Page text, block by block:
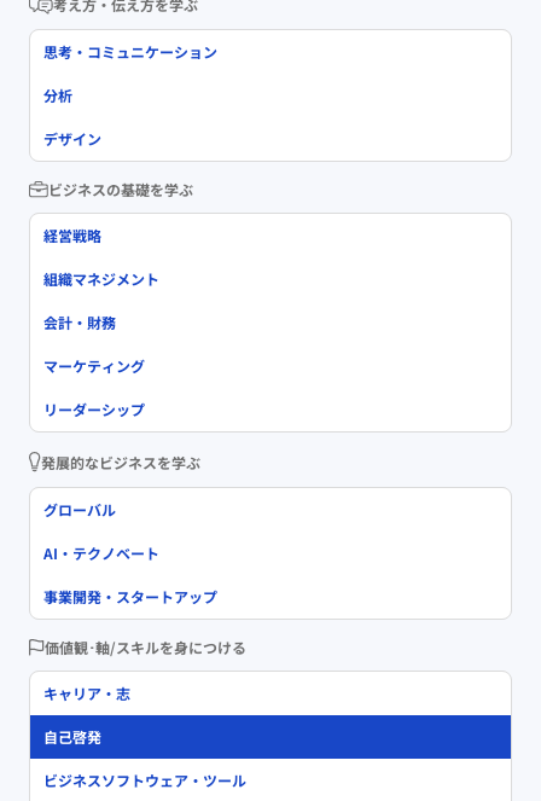
考え方・伝え方を学ぶ
思考・コミュニケーション
分析
デザイン
ビジネスの基礎を学ぶ
経営戦略
組織マネジメント
会計・財務
マーケティング
リーダーシップ
発展的なビジネスを学ぶ
グローバル
AI・テクノベート
事業開発・スタートアップ
価値観･軸/スキルを身につける
キャリア・志
自己啓発
ビジネスソフトウェア・ツール